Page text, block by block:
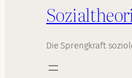
Die Sprengkraft